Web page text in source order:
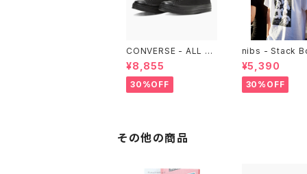
CONVERSE - ALL ST
AR LGCY OX （ALL B
LACK)
¥8,855
30%OFF
nibs - Stack
ore Tee
¥5,390
30%OFF
その他の商品